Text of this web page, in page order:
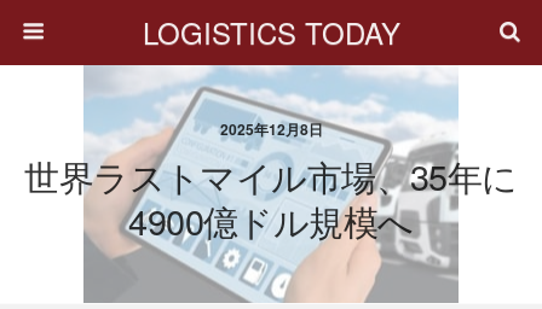
LOGISTICS TODAY
2025年12月8日
世界ラストマイル市場、35年に
4900億ドル規模へ